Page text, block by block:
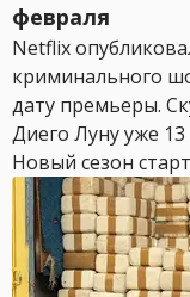
февраля
Netflix
криминального
дату премьеры.
Диего Луну уже
Новый сезон